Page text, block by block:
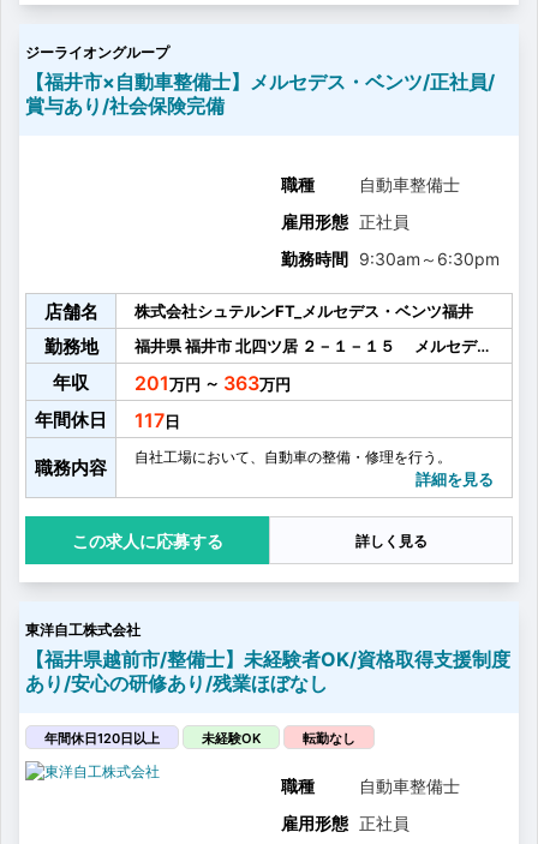
ジーライオングループ
【福井市×自動車整備士】メルセデス・ベンツ/正社員/
賞与あり/社会保険完備
職種
自動車整備士
雇用形態 正社員
勤務時間 9:30am ～ 6:30pm
店舗名 株式会社シュテルンFT_メルセデス・ベンツ福井
勤務地 福井県福井市北四ツ居 ２－１－１５ メルセデ
ス・ベンツ福井
年収 201 ～ 363
年間休日 117
職務内容 自社工場において、自動車の整備・修理を行う。
詳細を見る
応募する 詳しく見る
東洋自工株式会社
【福井県越前市/整備士】未経験者OK/資格取得支援制度
あり/安心の研修あり/残業ほぼなし
年間休日120日以上 未経験OK 転勤なし
職種
自動車整備士
雇用形態 正社員